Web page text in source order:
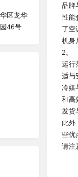
区龙华
46号
品牌
性能
了空
机身
2。
运行
适与
冷媒
和高
发货
此外
些优
请注